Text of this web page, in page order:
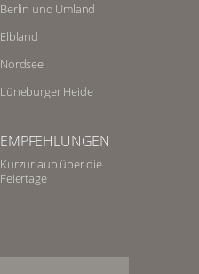
Berlin und Umland
Elbland
Nordsee
Lüneburger Heide
EMPFEHLUNGEN
Kurzurlaub über die
Feiertage